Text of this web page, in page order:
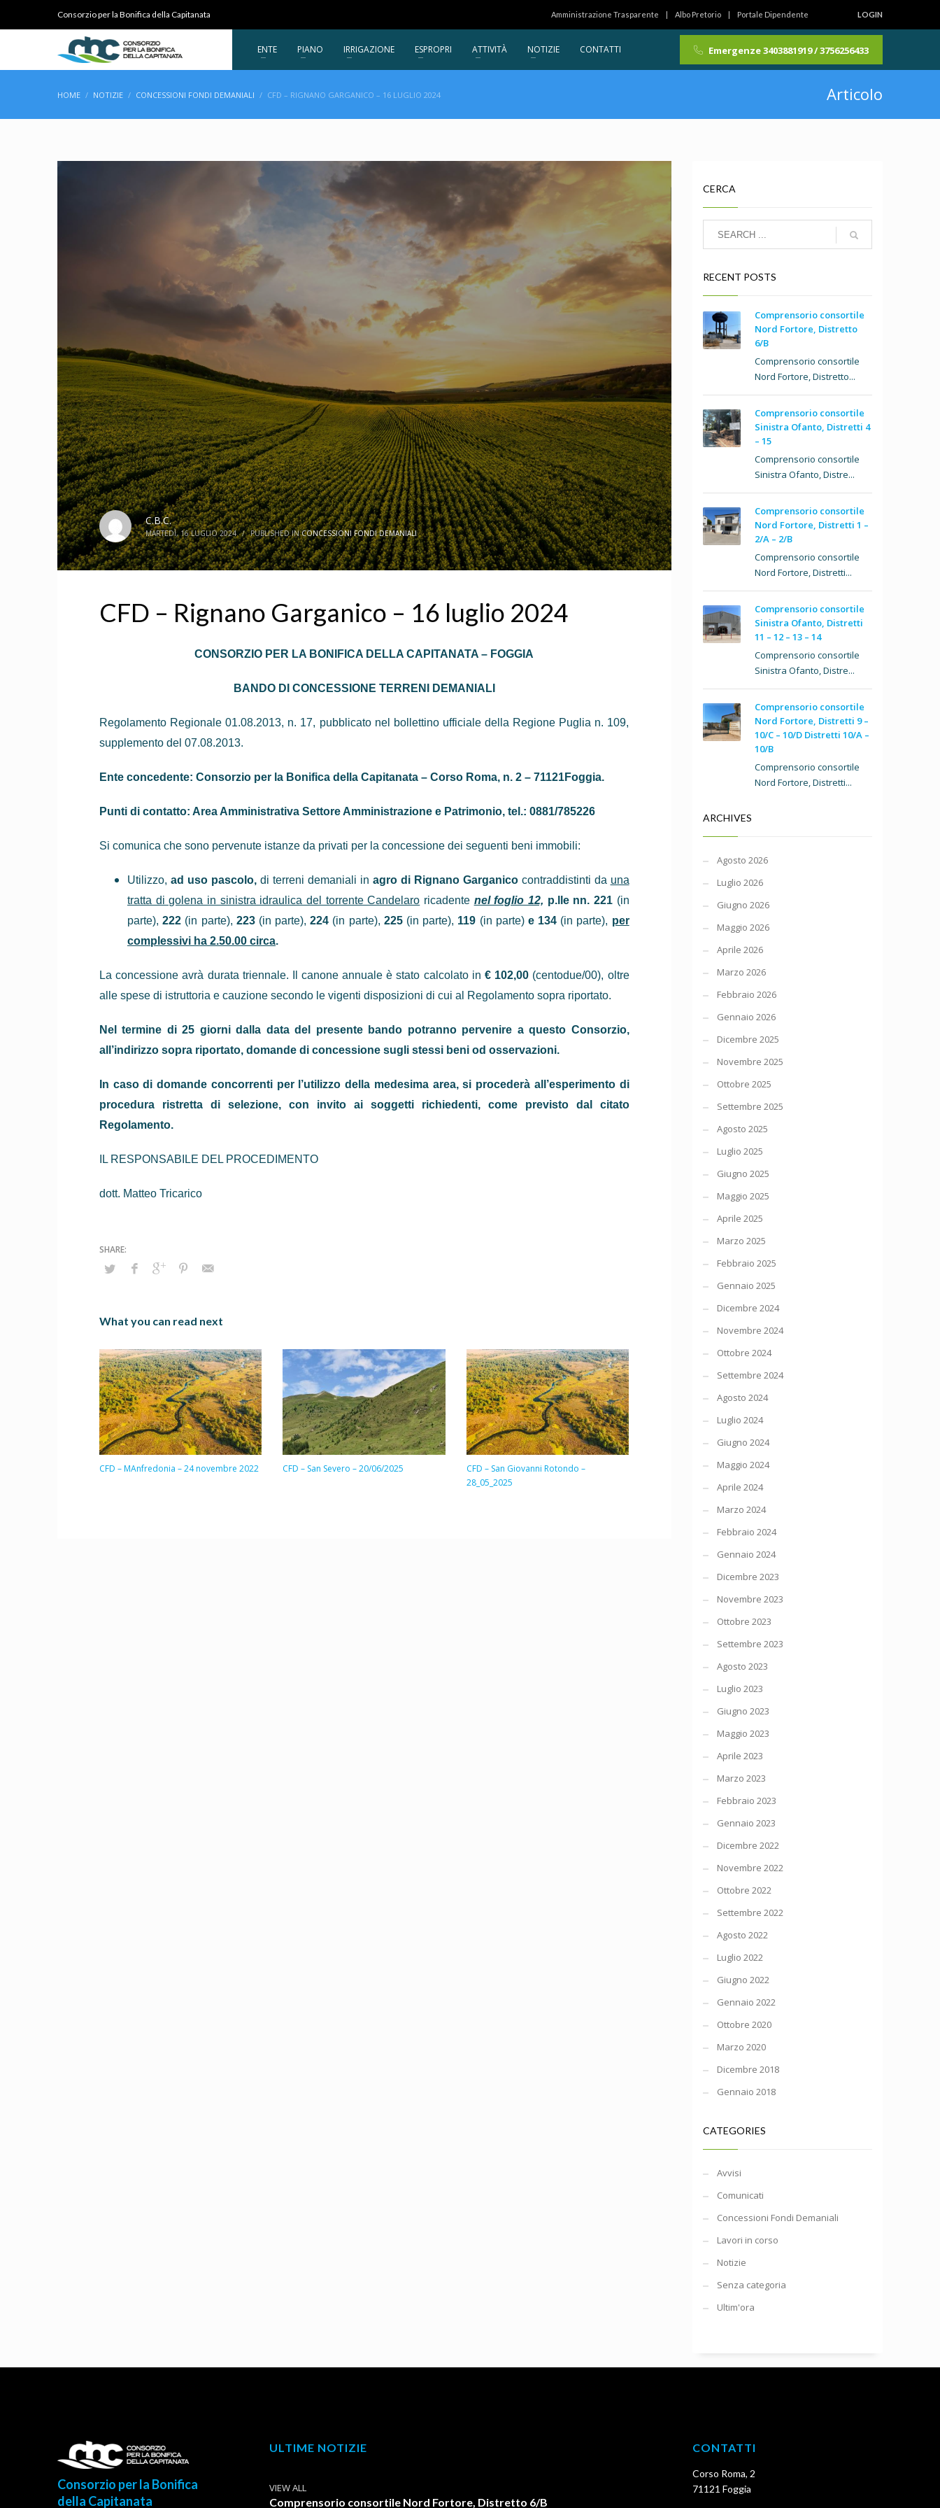
Consorzio per la Bonifica della Capitanata Amministrazione Trasparente Albo Pretorio Portale Dipendente LOGIN
ENTE PIANO IRRIGAZIONE ESPROPRI ATTIVITÀ NOTIZIE CONTATTI Emergenze 3403881919 / 3756256433
HOME NOTIZIE CONCESSIONI FONDI DEMANIALI CFD – RIGNANO GARGANICO – 16 LUGLIO 2024 Articolo
C.B.C.
MARTEDÌ, 16 LUGLIO 2024 / PUBLISHED INCONCESSIONI FONDI DEMANIALI
CFD – Rignano Garganico – 16 luglio 2024
CONSORZIO PER LA BONIFICA DELLA CAPITANATA – FOGGIA
BANDO DI CONCESSIONE TERRENI DEMANIALI
Regolamento Regionale 01.08.2013, n. 17, pubblicato nel bollettino ufficiale della Regione Puglia n. 109,
supplemento del 07.08.2013.
Ente concedente: Consorzio per la Bonifica della Capitanata – Corso Roma, n. 2 – 71121Foggia.
Punti di contatto: Area Amministrativa Settore Amministrazione e Patrimonio, tel.: 0881/785226
Si comunica che sono pervenute istanze da privati per la concessione dei seguenti beni immobili:
Utilizzo, ad uso pascolo,di terreni demaniali in agro di Rignano Garganicocontraddistinti da una
tratta di golena in sinistra idraulica del torrente Candelaro ricadente nel foglio 12, p.lle nn. 221(in
parte),222 (in parte), 223 (in parte),224 (in parte), 225(in parte), 119 (in parte)e 134 (in parte), per
complessivi ha 2.50.00 circa.
La concessione avrà durata triennale. Il canone annuale è stato calcolato in € 102,00 (centodue/00), oltre
alle spese di istruttoria e cauzione secondo le vigenti disposizioni di cui al Regolamento sopra riportato.
Nel termine di 25 giorni dalla data del presente bando potranno pervenire a que­sto Consorzio,
all’indirizzo sopra riportato, domande di concessione sugli stessi beni od osserva­zioni.
In caso di domande concorrenti per l’utilizzo della medesima area, si procederà all’esperimento di
procedura ristretta di selezione, con invito ai soggetti richiedenti, come previsto dal citato
Regolamen­to.
IL RESPONSABILE DEL PROCEDIMENTO
dott. Matteo Tricarico
What you can read next
CFD – MAnfredonia – 24 novembre 2022 CFD – San Severo – 20/06/2025
CFD – San Giovanni Rotondo –
28_05_2025
CERCA
RECENT POSTS
Comprensorio consortile
Nord Fortore, Distretto
6/B
Comprensorio consortile
Nord Fortore, Distretto...
Comprensorio consortile
Sinistra Ofanto, Distretti 4
– 15
Comprensorio consortile
Sinistra Ofanto, Distre...
Comprensorio consortile
Nord Fortore, Distretti 1 –
2/A – 2/B
Comprensorio consortile
Nord Fortore, Distretti...
Comprensorio consortile
Sinistra Ofanto, Distretti
11 – 12 – 13 – 14
Comprensorio consortile
Sinistra Ofanto, Distre...
Comprensorio consortile
Nord Fortore, Distretti 9 –
10/C – 10/D Distretti 10/A –
10/B
Comprensorio consortile
Nord Fortore, Distretti...
ARCHIVES
Agosto 2026
Luglio 2026
Giugno 2026
Maggio 2026
Aprile 2026
Marzo 2026
Febbraio 2026
Gennaio 2026
Dicembre 2025
Novembre 2025
Ottobre 2025
Settembre 2025
Agosto 2025
Luglio 2025
Giugno 2025
Maggio 2025
Aprile 2025
Marzo 2025
Febbraio 2025
Gennaio 2025
Dicembre 2024
Novembre 2024
Ottobre 2024
Settembre 2024
Agosto 2024
Luglio 2024
Giugno 2024
Maggio 2024
Aprile 2024
Marzo 2024
Febbraio 2024
Gennaio 2024
Dicembre 2023
Novembre 2023
Ottobre 2023
Settembre 2023
Agosto 2023
Luglio 2023
Giugno 2023
Maggio 2023
Aprile 2023
Marzo 2023
Febbraio 2023
Gennaio 2023
Dicembre 2022
Novembre 2022
Ottobre 2022
Settembre 2022
Agosto 2022
Luglio 2022
Giugno 2022
Gennaio 2022
Ottobre 2020
Marzo 2020
Dicembre 2018
Gennaio 2018
CATEGORIES
Avvisi
Comunicati
Concessioni Fondi Demaniali
Lavori in corso
Notizie
Senza categoria
Ultim'ora
Consorzio per la Bonifica
della Capitanata
ULTIME NOTIZIE
VIEW ALL
Comprensorio consortile Nord Fortore, Distretto 6/B
CONTATTI
Corso Roma, 2
71121 Foggia